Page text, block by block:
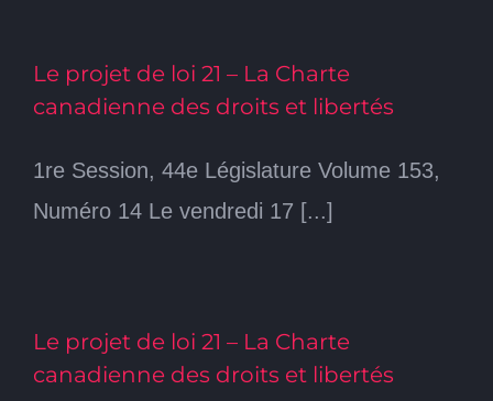
Le projet de loi 21 – La Charte
canadienne des droits et libertés
1re Session, 44e Législature Volume 153,
Numéro 14 Le vendredi 17 [...]
Le projet de loi 21 – La Charte
canadienne des droits et libertés